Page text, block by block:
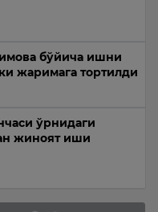
бўйича ишни
жаримага тортилди
ўрнидаги
жиноят иши